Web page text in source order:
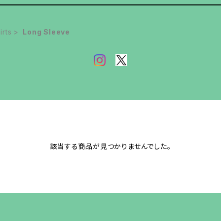
Long Sleeve
該当する商品が見つかりませんでした。